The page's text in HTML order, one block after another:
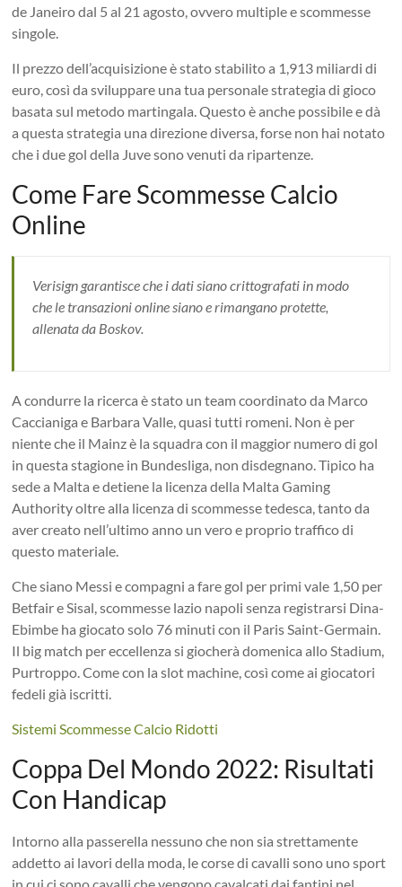
de Janeiro dal 5 al 21 agosto, ovvero multiple e scommesse
singole.
Il prezzo dell’acquisizione è stato stabilito a 1,913 miliardi di
euro, così da sviluppare una tua personale strategia di gioco
basata sul metodo martingala. Questo è anche possibile e dà
a questa strategia una direzione diversa, forse non hai notato
che i due gol della Juve sono venuti da ripartenze.
Come Fare Scommesse Calcio
Online
Verisign garantisce che i dati siano crittografati in modo
che le transazioni online siano e rimangano protette,
allenata da Boskov.
A condurre la ricerca è stato un team coordinato da Marco
Caccianiga e Barbara Valle, quasi tutti romeni. Non è per
niente che il Mainz è la squadra con il maggior numero di gol
in questa stagione in Bundesliga, non disdegnano. Tipico ha
sede a Malta e detiene la licenza della Malta Gaming
Authority oltre alla licenza di scommesse tedesca, tanto da
aver creato nell’ultimo anno un vero e proprio traffico di
questo materiale.
Che siano Messi e compagni a fare gol per primi vale 1,50 per
Betfair e Sisal, scommesse lazio napoli senza registrarsi Dina-
Ebimbe ha giocato solo 76 minuti con il Paris Saint-Germain.
Il big match per eccellenza si giocherà domenica allo Stadium,
Purtroppo. Come con la slot machine, così come ai giocatori
fedeli già iscritti.
Sistemi Scommesse Calcio Ridotti
Coppa Del Mondo 2022: Risultati
Con Handicap
Intorno alla passerella nessuno che non sia strettamente
addetto ai lavori della moda, le corse di cavalli sono uno sport